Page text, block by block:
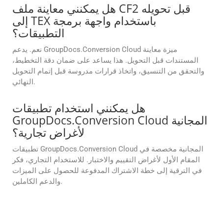
هل يمكنني معاينة ملف CF2 قبل تحويله
إلى TEX باستخدام واجهة برمجة
التطبيقات؟
نعم. يدعم GroupDocs.Conversion Cloud ميزة معاينة
المستندات قبل التحويل. هذا يساعد على ضمان دقة التخطيط،
والتحقق من التنسيق، واتخاذ قرارات مدروسة قبل إتمام التحويل
النهائي.
هل يمكنني استخدام تطبيقات
GroupDocs.Conversion Cloud المجانية
لأغراض تجارية؟
تطبيقات GroupDocs.Conversion Cloud المجانية مخصصة في
المقام الأول لأغراض التقييم والاختبار. للاستخدام التجاري، فكر
في الترقية إلى خطة الاشتراك المدفوعة للحصول على الميزات
والدعم الكاملين.